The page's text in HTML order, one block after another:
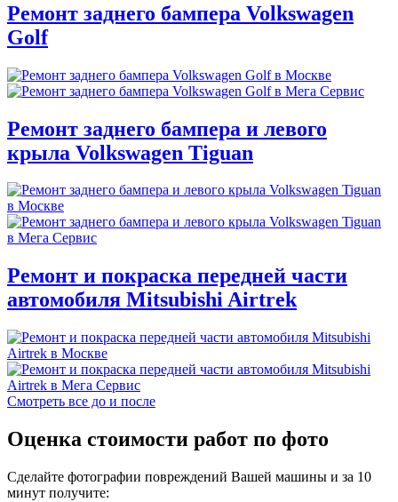
Ремонт заднего бампера Volkswagen
Golf
Ремонт заднего бампера и левого
крыла Volkswagen Tiguan
Ремонт и покраска передней части
автомобиля Mitsubishi Airtrek
Смотреть все до и после
Оценка стоимости работ по фото
Сделайте фотографии повреждений Вашей машины и за 10
минут получите: